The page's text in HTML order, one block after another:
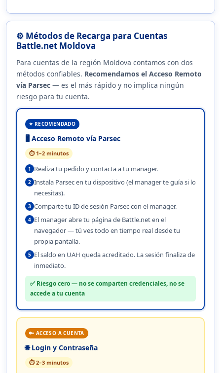
⚙️ Métodos de Recarga para Cuentas
Battle.net Moldova
Para cuentas de la región Moldova contamos con dos
métodos confiables. Recomendamos el Acceso Remoto
vía Parsec — es el más rápido y no implica ningún
riesgo para tu cuenta.
⭐ RECOMENDADO
🖥️ Acceso Remoto vía Parsec
⏱ 1–2 minutos
1 Realiza tu pedido y contacta a tu manager.
2 Instala Parsec en tu dispositivo (el manager te guía si lo
necesitas).
3 Comparte tu ID de sesión Parsec con el manager.
4 El manager abre tu página de Battle.net en el
navegador — tú ves todo en tiempo real desde tu
propia pantalla.
5 El saldo en UAH queda acreditado. La sesión finaliza de
inmediato.
✅ Riesgo cero — no se comparten credenciales, no se
accede a tu cuenta
🔑 ACCESO A CUENTA
🌐 Login y Contraseña
⏱ 2–3 minutos